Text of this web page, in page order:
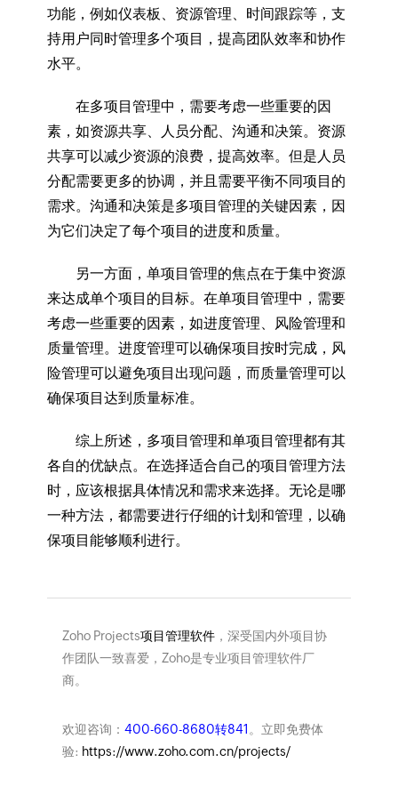
功能，例如仪表板、资源管理、时间跟踪等，支
持用户同时管理多个项目，提高团队效率和协作
水平。
在多项目管理中，需要考虑一些重要的因
素，如资源共享、人员分配、沟通和决策。资源
共享可以减少资源的浪费，提高效率。但是人员
分配需要更多的协调，并且需要平衡不同项目的
需求。沟通和决策是多项目管理的关键因素，因
为它们决定了每个项目的进度和质量。
另一方面，单项目管理的焦点在于集中资源
来达成单个项目的目标。在单项目管理中，需要
考虑一些重要的因素，如进度管理、风险管理和
质量管理。进度管理可以确保项目按时完成，风
险管理可以避免项目出现问题，而质量管理可以
确保项目达到质量标准。
综上所述，多项目管理和单项目管理都有其
各自的优缺点。在选择适合自己的项目管理方法
时，应该根据具体情况和需求来选择。无论是哪
一种方法，都需要进行仔细的计划和管理，以确
保项目能够顺利进行。
Zoho Projects项目管理软件，深受国内外项目协
作团队一致喜爱，Zoho是专业项目管理软件厂
商。
欢迎咨询： 400-660-8680转841 。立即免费体
验: https://www.zoho.com.cn/projects/